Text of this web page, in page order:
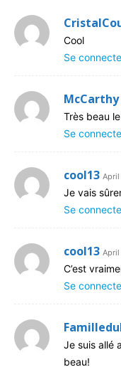
Cool
Se
McCarthy
Très beau
Se
cool13 April
Je vais
Se
cool13 April
C’est
Se
Je suis allé
beau!